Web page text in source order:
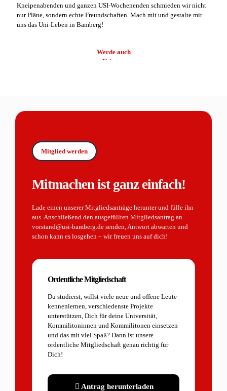
Kneipenabenden und ganzen USI-Wochenenden schmieden wir nicht
nur Pläne, sondern echte Freundschaften. Mach mit und gestalte mit
uns das Uni-Leben in Bamberg!
Werde auch
Usianer
Mitglied werden
Mitmachen ist ganz einfach!
Lade einen unserer Mitgliedsanträge herunter und fülle ihn
aus. Anschließend den ausgefüllten Mitgliedsantrag an
vorstand@usi-bamberg.de senden, Antwort abwarten und
schon kann es losgehen – wir freuen uns auf dich!
Ordentliche Mitgliedschaft
Du studierst, willst viele neue und offene Leute
kennenlernen, verschiedenste Projekte
unterstützen, Dich für deine Universität,
Kommilitoninnen und Kommilitonen einsetzen
und das mit viel Spaß? Dann ist unsere
ordentliche Mitgliedschaft genau richtig für
Dich!
Antrag herunterladen